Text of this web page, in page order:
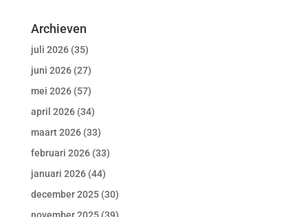
Archieven
juli 2026(35)
juni 2026(27)
mei 2026(57)
april 2026(34)
maart 2026(33)
februari 2026(33)
januari 2026(44)
december 2025(30)